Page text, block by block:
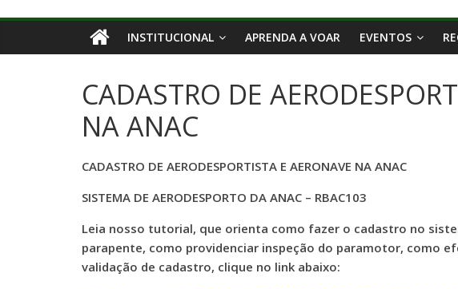
INSTITUCIONAL APRENDA A VOAR EVENTOS
CADASTRO DE
NA ANAC
CADASTRO DE AERODESPORTISTA E AERONAVE NA ANAC
SISTEMA DE AERODESPORTO DA ANAC – RBAC103
Leia nosso tutorial, que orienta como fazer o cadastro no
parapente, como providenciar inspeção do paramotor, como
validação de cadastro, clique no link abaixo: